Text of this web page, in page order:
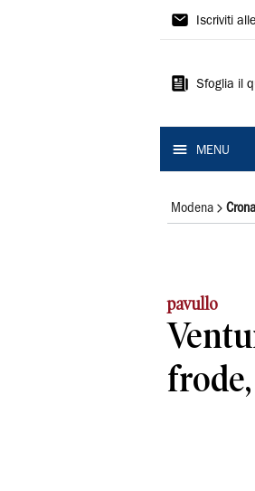
Iscriviti
Sfoglia il
MENU
Modena
pavullo